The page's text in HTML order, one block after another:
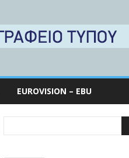
EUROVISION – EBU